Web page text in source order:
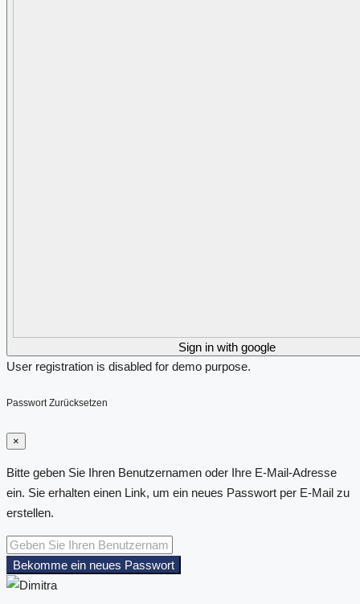
Sign in with google
User registration is disabled for demo purpose.
Passwort Zurücksetzen
×
Bitte geben Sie Ihren Benutzernamen oder Ihre E-Mail-Adresse
ein. Sie erhalten einen Link, um ein neues Passwort per E-Mail zu
erstellen.
Bekomme ein neues Passwort